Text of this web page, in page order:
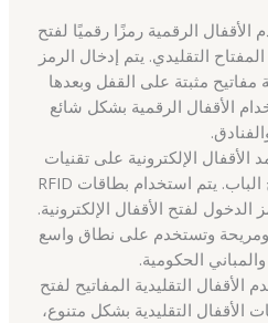
الأقفال الرقمية رمزًا رقميًا لفتح
التقليدي. يتم إدخال الرمز
مثبتة على القفل وبعدها
الأقفال الرقمية بشكل شائع
الأقفال الإلكترونية على تقنيات
التحكم الإلكترونية لفتح الباب. يتم استخدام بطاقات RFID
لفتح الأقفال الإلكترونية.
ومريحة وتستخدم على نطاق واسع
الحكومية.
الأقفال التقليدية المفاتيح لفتح
الأقفال التقليدية بشكل متنوع،